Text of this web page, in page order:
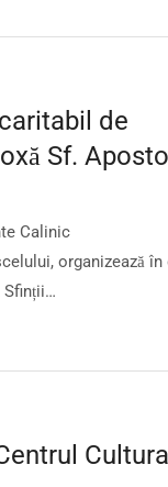
de
Sf.
Calinic
organizează în
Sfinții…
Cultural